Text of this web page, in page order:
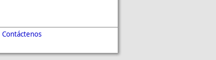
Contáctenos